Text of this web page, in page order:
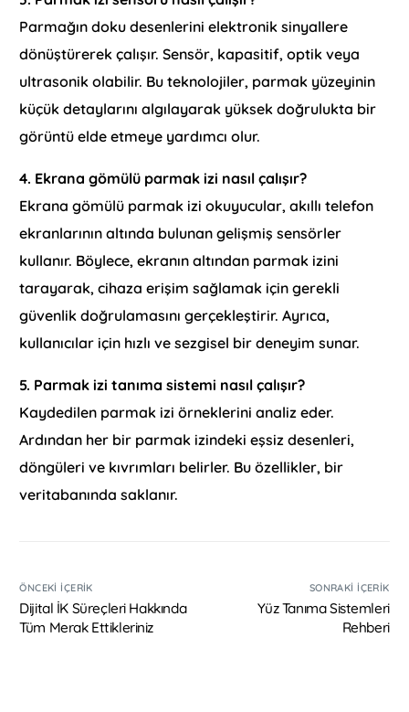
Parmağın doku desenlerini elektronik sinyallere
dönüştürerek çalışır. Sensör, kapasitif, optik veya
ultrasonik olabilir. Bu teknolojiler, parmak yüzeyinin
küçük detaylarını algılayarak yüksek doğrulukta bir
görüntü elde etmeye yardımcı olur.
4. Ekrana gömülü parmak izi nasıl çalışır?
Ekrana gömülü parmak izi okuyucular, akıllı telefon
ekranlarının altında bulunan gelişmiş sensörler
kullanır. Böylece, ekranın altından parmak izini
tarayarak, cihaza erişim sağlamak için gerekli
güvenlik doğrulamasını gerçekleştirir. Ayrıca,
kullanıcılar için hızlı ve sezgisel bir deneyim sunar.
5. Parmak izi tanıma sistemi nasıl çalışır?
Kaydedilen parmak izi örneklerini analiz eder.
Ardından her bir parmak izindeki eşsiz desenleri,
döngüleri ve kıvrımları belirler. Bu özellikler, bir
veritabanında saklanır.
ÖNCEKI İÇERIK
Dijital İK Süreçleri Hakkında
Tüm Merak Ettikleriniz
SONRAKI İÇERIK
Yüz Tanıma Sistemleri
Rehberi